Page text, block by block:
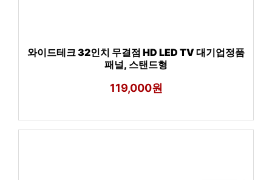
와이드테크 32인치 무결점 HD LED TV 대기업정품
패널, 스탠드형
119,000원